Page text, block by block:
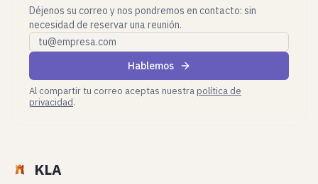
Déjenos su correo y nos pondremos en contacto: sin
necesidad de reservar una reunión.
Correo profesional
Hablemos
Al compartir tu correo aceptas nuestrapolítica de
privacidad.
KLA